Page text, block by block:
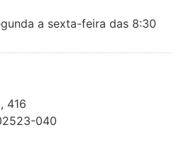
a sexta-feira das 8:30
416
040